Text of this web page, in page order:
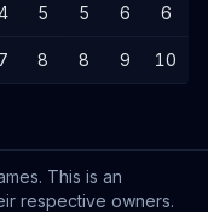
5 5 6 6
7 8 8 9 10
This is an
respective owners.